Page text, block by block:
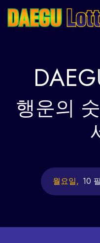
행운의
월요일, 10